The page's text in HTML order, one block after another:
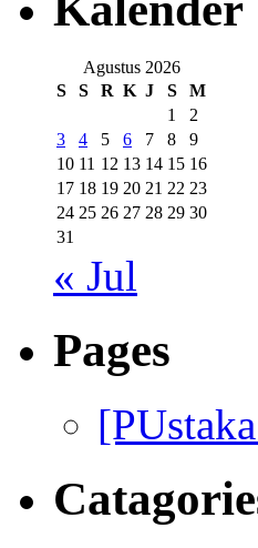
Agustus 2026
S
S R K J S
M
1
2
3
4 5 6 7 8
9
10 11 12 13 14 15 16
17 18 19 20 21 22 23
24 25 26 27 28 29 30
31
« Jul
Pages